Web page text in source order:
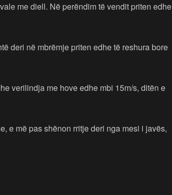
me diell. Në perëndim të vendit priten edhe
deri në mbrëmje priten edhe të reshura bore
verilindja me hove edhe mbi 15m/s, ditën e
e më pas shënon rritje deri nga mesi i javës,